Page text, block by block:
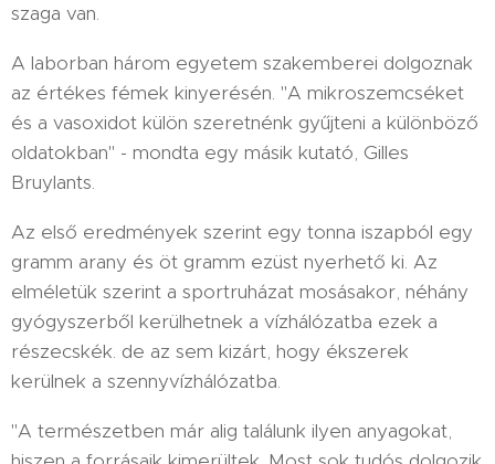
szaga van.
A laborban három egyetem szakemberei dolgoznak
az értékes fémek kinyerésén. "A mikroszemcséket
és a vasoxidot külön szeretnénk gyűjteni a különböző
oldatokban" - mondta egy másik kutató, Gilles
Bruylants.
Az első eredmények szerint egy tonna iszapból egy
gramm arany és öt gramm ezüst nyerhető ki. Az
elméletük szerint a sportruházat mosásakor, néhány
gyógyszerből kerülhetnek a vízhálózatba ezek a
részecskék. de az sem kizárt, hogy ékszerek
kerülnek a szennyvízhálózatba.
"A természetben már alig találunk ilyen anyagokat,